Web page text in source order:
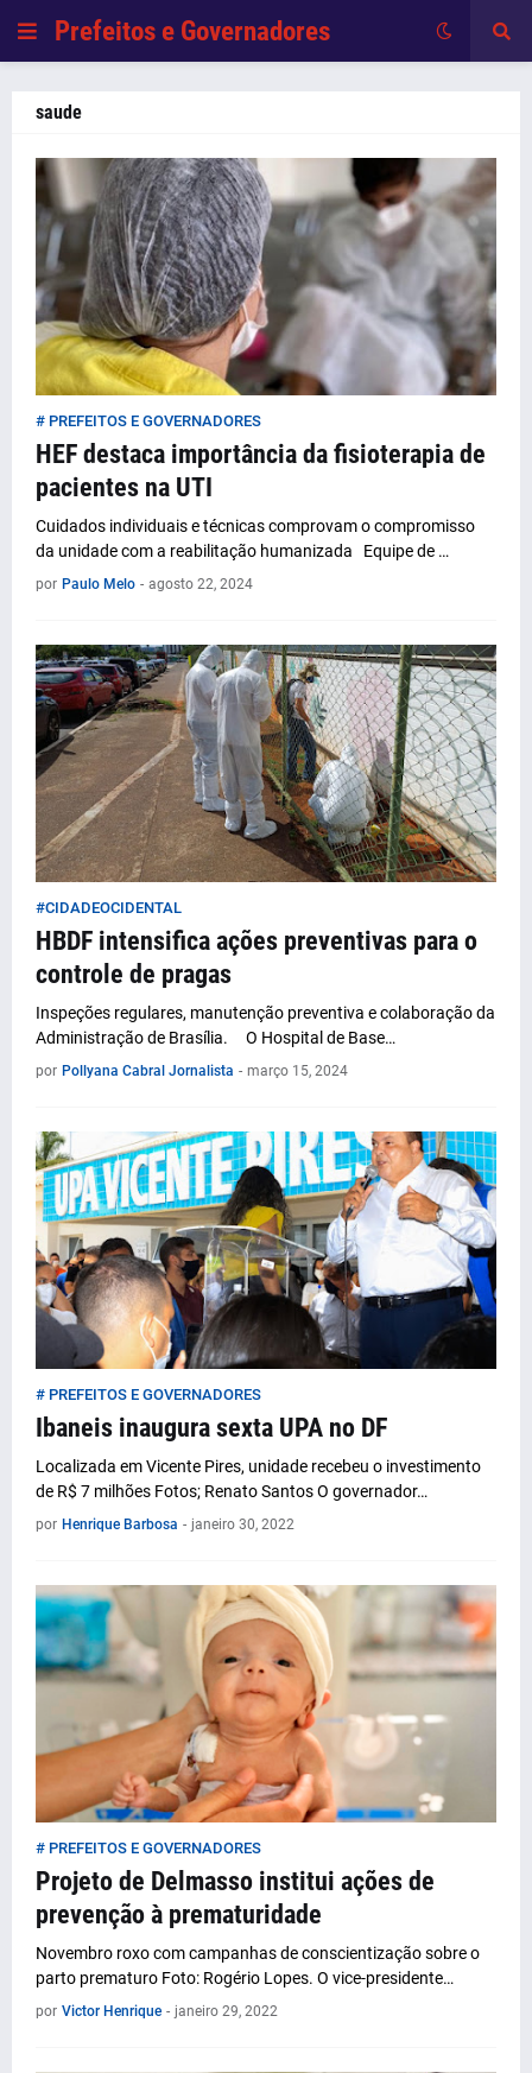
Prefeitos e Governadores
saude
# PREFEITOS E GOVERNADORES
HEF destaca importância da fisioterapia de
pacientes na UTI
Cuidados individuais e técnicas comprovam o compromisso
da unidade com a reabilitação humanizada Equipe de …
por Paulo Melo - agosto 22, 2024
#CIDADEOCIDENTAL
HBDF intensifica ações preventivas para o
controle de pragas
Inspeções regulares, manutenção preventiva e colaboração da
Administração de Brasília. O Hospital de Base…
por Pollyana Cabral Jornalista - março 15, 2024
# PREFEITOS E GOVERNADORES
Ibaneis inaugura sexta UPA no DF
Localizada em Vicente Pires, unidade recebeu o investimento
de R$ 7 milhões Fotos; Renato Santos O governador…
por Henrique Barbosa - janeiro 30, 2022
# PREFEITOS E GOVERNADORES
Projeto de Delmasso institui ações de
prevenção à prematuridade
Novembro roxo com campanhas de conscientização sobre o
parto prematuro Foto: Rogério Lopes. O vice-presidente…
por Victor Henrique - janeiro 29, 2022